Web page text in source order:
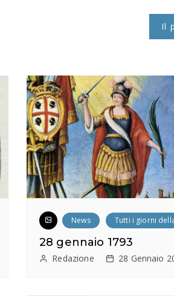
Il
News Tutti i giorni
28 gennaio 1793
Redazione 28 Gennaio